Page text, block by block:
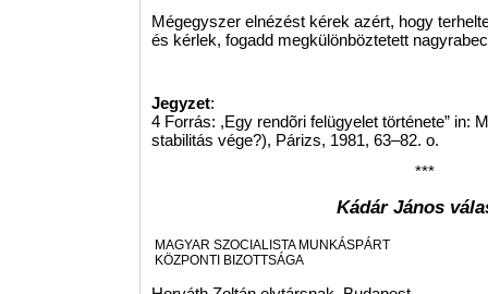
Mégegyszer elnézést kérek azért, hogy
és kérlek, fogadd megkülönböztetett
Jegyzet:
4 Forrás: ,Egy rendõri felügyelet története” in:
stabilitás vége?), Párizs, 1981, 63–82. o.
***
Kádár János
MAGYAR SZOCIALISTA MUNKÁSPÁRT
KÖZPONTI BIZOTTSÁGA